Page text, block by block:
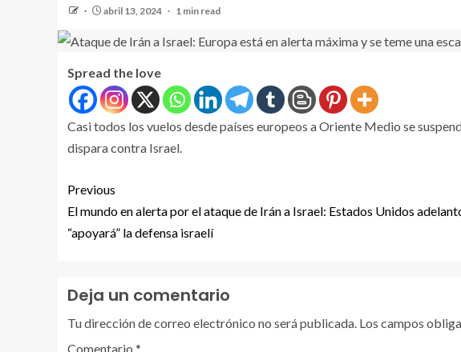
abril 13, 2024 1 min read
Spread the love
Casi todos los vuelos desde países europeos a Oriente Medio se
dispara contra Israel.
Previous
El mundo en alerta por el ataque de Irán a Israel: Estados Unidos
“apoyará” la defensa israelí
Deja un comentario
Tu dirección de correo electrónico no será publicada. Los campos
Comentario *